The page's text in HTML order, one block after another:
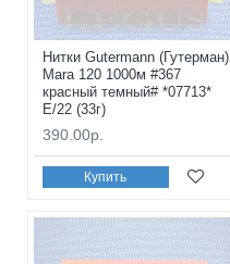
Нитки Gutermann (Гутерман)
Mara 120 1000м #367
красный темный# *07713*
E/22 (33г)
390.00р.
Купить